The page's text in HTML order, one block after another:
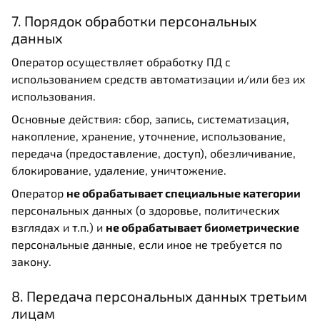
7. Порядок обработки персональных
данных
Оператор осуществляет обработку ПД с
использованием средств автоматизации и/или без их
использования.
Основные действия: сбор, запись, систематизация,
накопление, хранение, уточнение, использование,
передача (предоставление, доступ), обезличивание,
блокирование, удаление, уничтожение.
Оператор не обрабатывает специальные категории
персональных данных (о здоровье, политических
взглядах и т.п.) и не обрабатывает биометрические
персональные данные, если иное не требуется по
закону.
8. Передача персональных данных третьим
лицам